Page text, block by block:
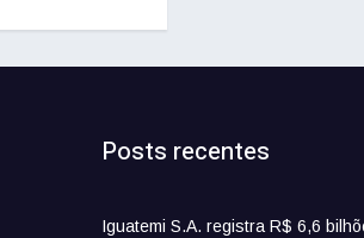
Posts recentes
Iguatemi S.A. registra R$ 6,6